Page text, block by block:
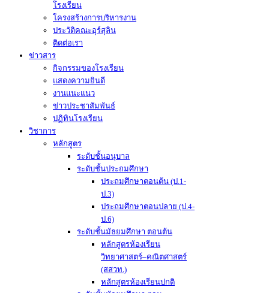
โรงเรียน
โครงสร้างการบริหารงาน
ประวัติคณะอุร์สุลิน
ติดต่อเรา
ข่าวสาร
กิจกรรมของโรงเรียน
แสดงความยินดี
งานแนะแนว
ข่าวประชาสัมพันธ์
ปฏิทินโรงเรียน
วิชาการ
หลักสูตร
ระดับชั้นอนุบาล
ระดับชั้นประถมศึกษา
ประถมศึกษาตอนต้น (ป.1-
ป.3)
ประถมศึกษาตอนปลาย (ป.4-
ป.6)
ระดับชั้นมัธยมศึกษา ตอนต้น
หลักสูตรห้องเรียน
วิทยาศาสตร์–คณิตศาสตร์
(สสวท.)
หลักสูตรห้องเรียนปกติ